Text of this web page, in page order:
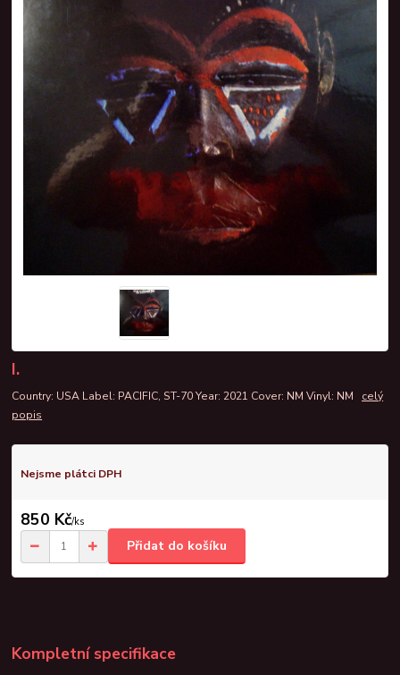
I.
Country: USA Label: PACIFIC, ST-70 Year: 2021 Cover: NM Vinyl: NM celý
popis
Nejsme plátci DPH
850 Kč/ks
Přidat do košíku
Kompletní specifikace